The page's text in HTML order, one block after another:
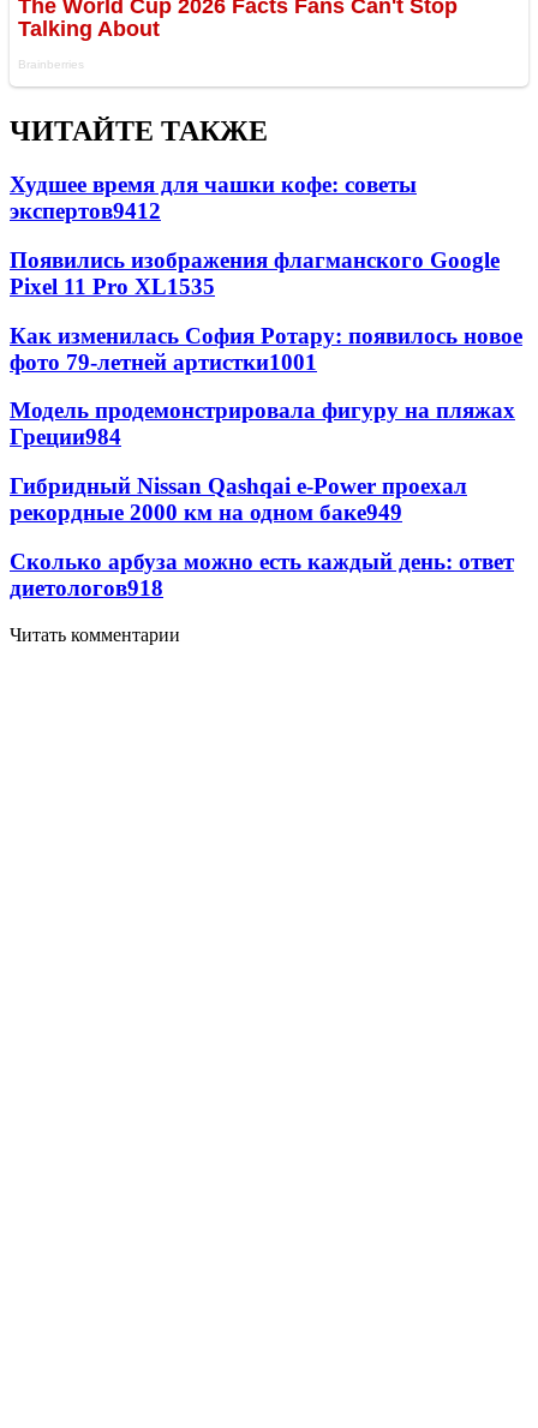
ЧИТАЙТЕ ТАКЖЕ
Худшее время для чашки кофе: советы
экспертов9412
Появились изображения флагманского Google
Pixel 11 Pro XL1535
Как изменилась София Ротару: появилось новое
фото 79-летней артистки1001
Модель продемонстрировала фигуру на пляжах
Греции984
Гибридный Nissan Qashqai e-Power проехал
рекордные 2000 км на одном баке949
Сколько арбуза можно есть каждый день: ответ
диетологов918
Читать комментарии